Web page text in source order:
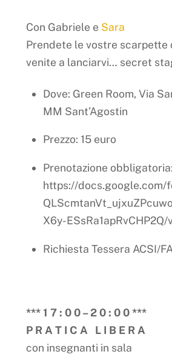
Con Gabriele e Sara
Prendete le vostre scarpette
venite a lanciarvi… secret
Dove: Green Room, Via
MM Sant’Agostin
Prezzo: 15 euro
Prenotazione obbligatoria:
https://docs.google.com/
X6y-
Richiesta Tessera ACSI/
*** 1 7 : 0 0 – 2 0 : 0 0 ***
P R A T I C A L I B E R A
con insegnanti in sala